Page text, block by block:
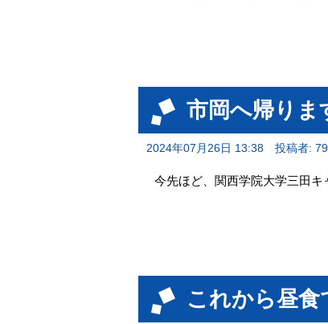
市岡へ帰りま
2024年07月26日 13:38 投稿者:
今先ほど、関西学院大学三田キ
これから昼食